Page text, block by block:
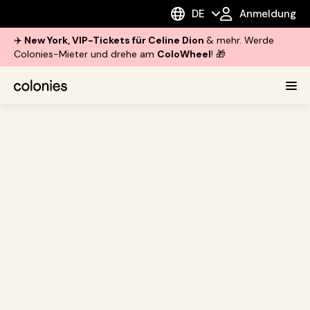
DE Anmeldung
✈️ New York, VIP-Tickets für Celine Dion & mehr. Werde
Colonies-Mieter und drehe am ColoWheel! 🎁